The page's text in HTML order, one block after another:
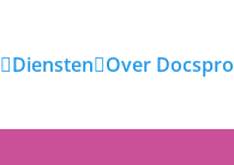
Diensten Over Docspro